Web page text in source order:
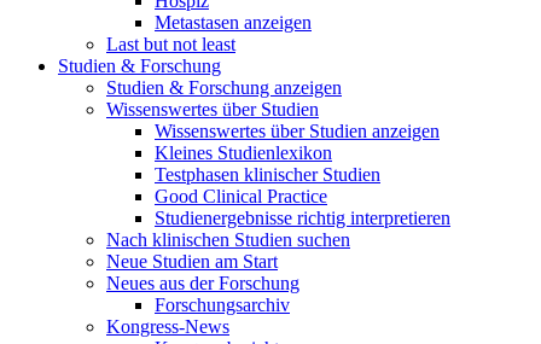
Metastasen anzeigen
Last but not least
Studien & Forschung
Studien & Forschung anzeigen
Wissenswertes über Studien
Wissenswertes über Studien anzeigen
Kleines Studienlexikon
Testphasen klinischer Studien
Good Clinical Practice
Studienergebnisse richtig interpretieren
Nach klinischen Studien suchen
Neue Studien am Start
Neues aus der Forschung
Forschungsarchiv
Kongress-News